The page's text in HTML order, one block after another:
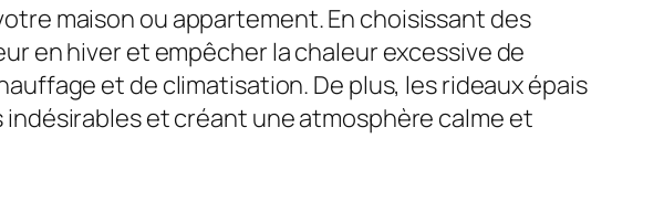
maison ou appartement. En choisissant des
en hiver et empêcher la chaleur excessive de
et de climatisation. De plus, les rideaux épais
et créant une atmosphère calme et